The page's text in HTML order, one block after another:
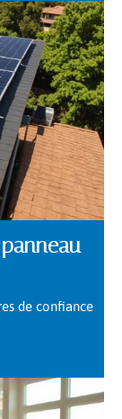
de confiance